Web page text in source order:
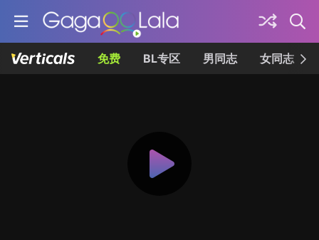
免费 BL专区 男同志 女同志